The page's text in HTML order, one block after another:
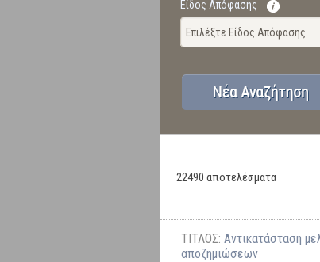
Είδος Απόφασης
Επιλέξτε Είδος Απόφασης
22490 αποτελέσματα
ΤΙΤΛΟΣ: Αντικατάσταση
αποζημιώσεων